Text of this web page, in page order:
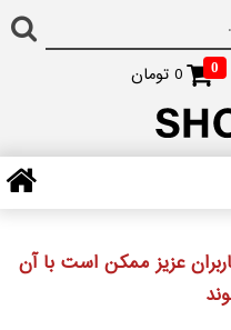
0
0 تومان
عزیز ممکن است با آن